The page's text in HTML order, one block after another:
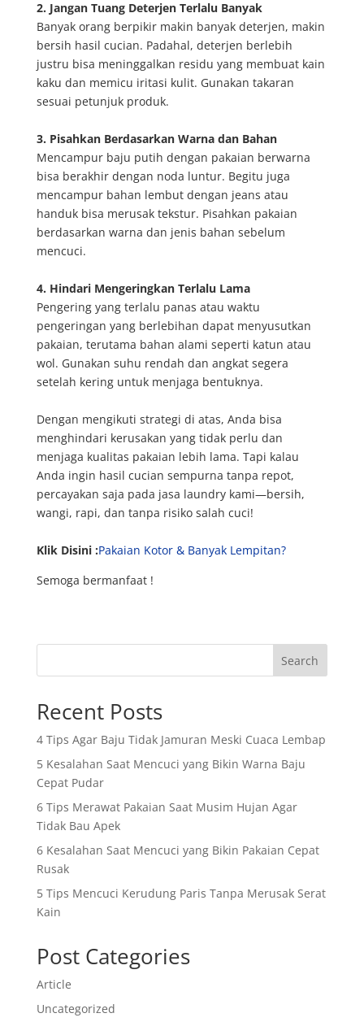
2. Jangan Tuang Deterjen Terlalu Banyak
Banyak orang berpikir makin banyak deterjen, makin
bersih hasil cucian. Padahal, deterjen berlebih
justru bisa meninggalkan residu yang membuat kain
kaku dan memicu iritasi kulit. Gunakan takaran
sesuai petunjuk produk.
3. Pisahkan Berdasarkan Warna dan Bahan
Mencampur baju putih dengan pakaian berwarna
bisa berakhir dengan noda luntur. Begitu juga
mencampur bahan lembut dengan jeans atau
handuk bisa merusak tekstur. Pisahkan pakaian
berdasarkan warna dan jenis bahan sebelum
mencuci.
4. Hindari Mengeringkan Terlalu Lama
Pengering yang terlalu panas atau waktu
pengeringan yang berlebihan dapat menyusutkan
pakaian, terutama bahan alami seperti katun atau
wol. Gunakan suhu rendah dan angkat segera
setelah kering untuk menjaga bentuknya.
Dengan mengikuti strategi di atas, Anda bisa
menghindari kerusakan yang tidak perlu dan
menjaga kualitas pakaian lebih lama. Tapi kalau
Anda ingin hasil cucian sempurna tanpa repot,
percayakan saja pada jasa laundry kami—bersih,
wangi, rapi, dan tanpa risiko salah cuci!
Klik Disini :Pakaian Kotor & Banyak Lempitan?
Semoga bermanfaat !
Search
Recent Posts
4 Tips Agar Baju Tidak Jamuran Meski Cuaca Lembap
5 Kesalahan Saat Mencuci yang Bikin Warna Baju
Cepat Pudar
6 Tips Merawat Pakaian Saat Musim Hujan Agar
Tidak Bau Apek
6 Kesalahan Saat Mencuci yang Bikin Pakaian Cepat
Rusak
5 Tips Mencuci Kerudung Paris Tanpa Merusak Serat
Kain
Post Categories
Article
Uncategorized